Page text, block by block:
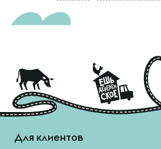
Для клиентов